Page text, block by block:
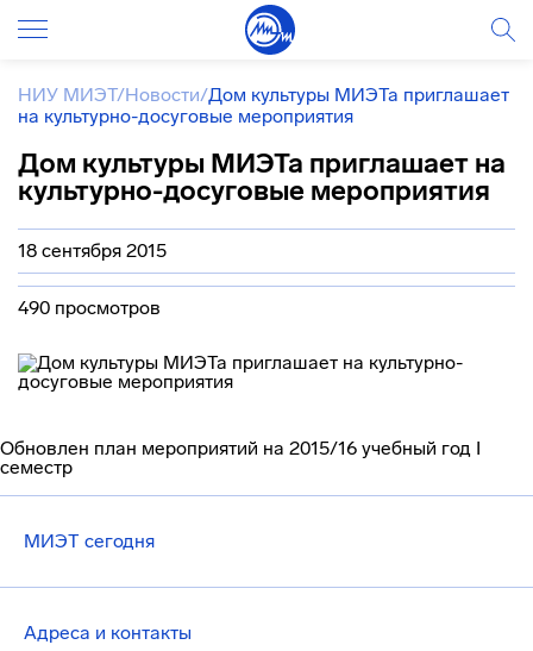
НИУ МИЭТ/Новости/Дом культуры МИЭТа приглашает
на культурно-досуговые мероприятия
Дом культуры МИЭТа приглашает на
культурно-досуговые мероприятия
18 сентября 2015
490 просмотров
Обновлен план мероприятий на 2015/16 учебный год I
семестр
МИЭТ сегодня
Адреса и контакты